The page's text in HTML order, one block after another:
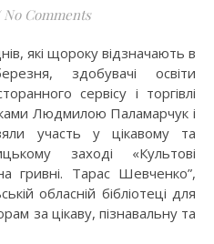
No Comments
здобувачі освіти
сервісу і торгівлі
Людмилою Паламарчук і
участь у цікавому та
заході «Культові
гривні. Тарас Шевченко”,
обласній бібліотеці для
за цікаву, пізнавальну та